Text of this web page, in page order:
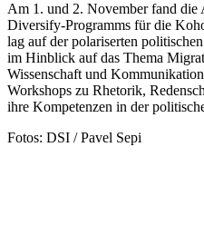
Am 1. und 2. November fand die
Diversify-Programms für die
lag auf der polariserten
im Hinblick auf das Thema
Wissenschaft und
Workshops zu Rhetorik,
ihre Kompetenzen in der
Fotos: DSI / Pavel Sepi